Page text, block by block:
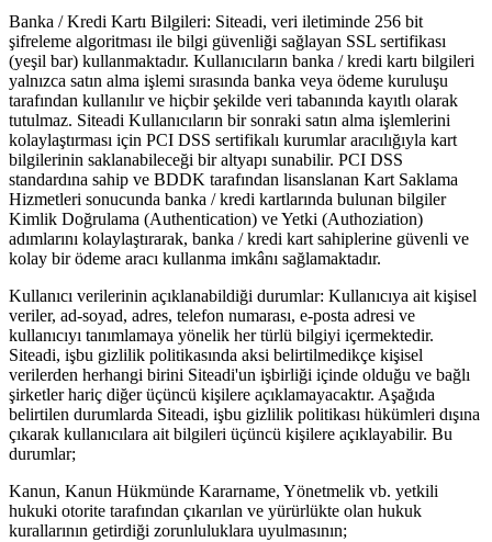
Banka / Kredi Kartı Bilgileri: Siteadi, veri iletiminde 256 bit
şifreleme algoritması ile bilgi güvenliği sağlayan SSL sertifikası
(yeşil bar) kullanmaktadır. Kullanıcıların banka / kredi kartı bilgileri
yalnızca satın alma işlemi sırasında banka veya ödeme kuruluşu
tarafından kullanılır ve hiçbir şekilde veri tabanında kayıtlı olarak
tutulmaz. Siteadi Kullanıcıların bir sonraki satın alma işlemlerini
kolaylaştırması için PCI DSS sertifikalı kurumlar aracılığıyla kart
bilgilerinin saklanabileceği bir altyapı sunabilir. PCI DSS
standardına sahip ve BDDK tarafından lisanslanan Kart Saklama
Hizmetleri sonucunda banka / kredi kartlarında bulunan bilgiler
Kimlik Doğrulama (Authentication) ve Yetki (Authoziation)
adımlarını kolaylaştırarak, banka / kredi kart sahiplerine güvenli ve
kolay bir ödeme aracı kullanma imkânı sağlamaktadır.
Kullanıcı verilerinin açıklanabildiği durumlar: Kullanıcıya ait kişisel
veriler, ad-soyad, adres, telefon numarası, e-posta adresi ve
kullanıcıyı tanımlamaya yönelik her türlü bilgiyi içermektedir.
Siteadi, işbu gizlilik politikasında aksi belirtilmedikçe kişisel
verilerden herhangi birini Siteadi'un işbirliği içinde olduğu ve bağlı
şirketler hariç diğer üçüncü kişilere açıklamayacaktır. Aşağıda
belirtilen durumlarda Siteadi, işbu gizlilik politikası hükümleri dışına
çıkarak kullanıcılara ait bilgileri üçüncü kişilere açıklayabilir. Bu
durumlar;
Kanun, Kanun Hükmünde Kararname, Yönetmelik vb. yetkili
hukuki otorite tarafından çıkarılan ve yürürlükte olan hukuk
kurallarının getirdiği zorunluluklara uyulmasının;